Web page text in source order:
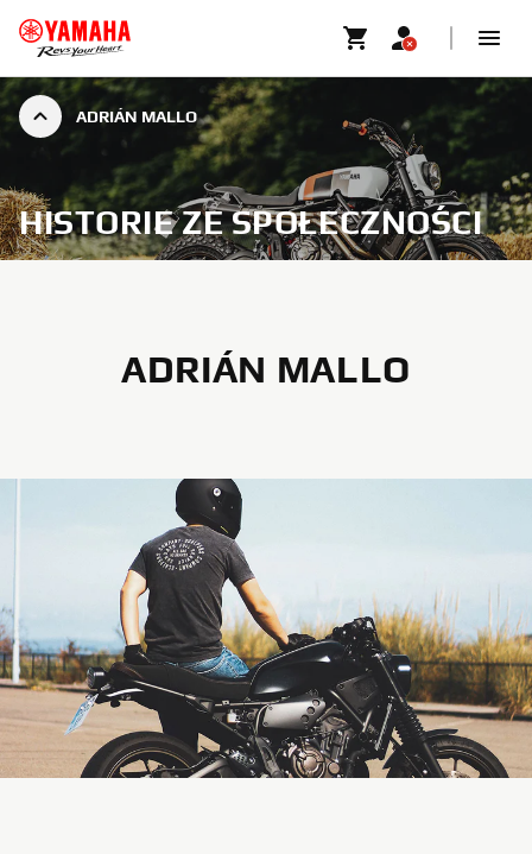
ADRIÁN MALLO
HISTORIE ZE SPOŁECZNOŚCI
ADRIÁN MALLO